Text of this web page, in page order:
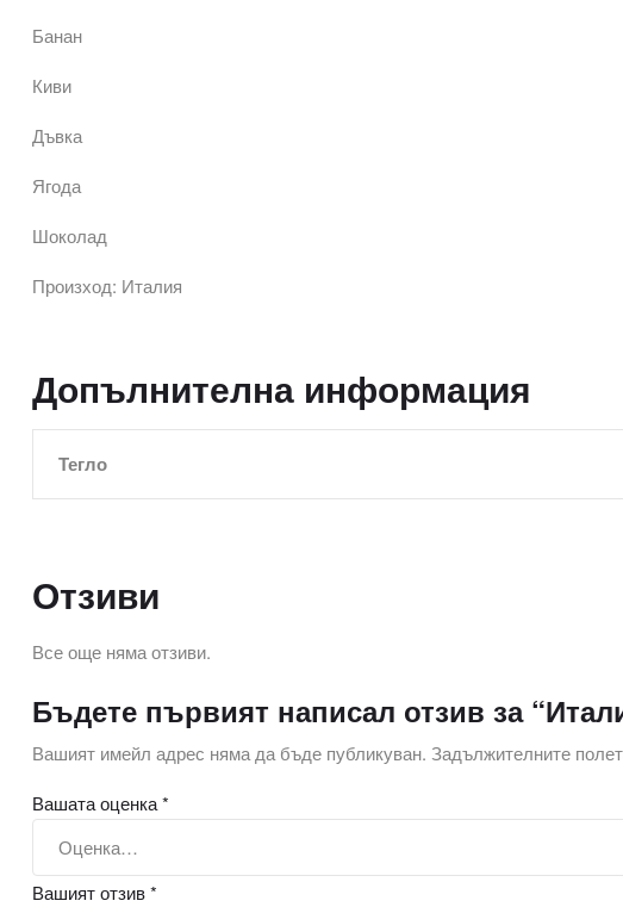
Банан
Киви
Дъвка
Ягода
Шоколад
Произход: Италия
Допълнителна информация
Тегло
Отзиви
Все още няма отзиви.
Бъдете първият написал отзив за
Вашият имейл адрес няма да бъде публикуван. Задължителните
Вашата оценка*
Вашият отзив*